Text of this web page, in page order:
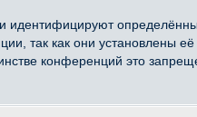
так как они установлены
конференций это